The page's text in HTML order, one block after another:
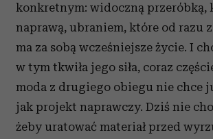
konkretnym: widoczną przeróbką,
naprawą, ubraniem, które od razu
ma za sobą wcześniejsze życie. I
w tym tkwiła jego siła, coraz
moda z drugiego obiegu nie chce
jak projekt naprawczy. Dziś nie
żeby uratować materiał przed